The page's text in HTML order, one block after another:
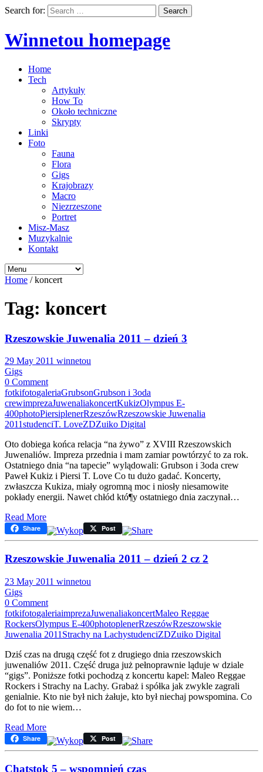
Search for:
Winnetou homepage
Home
Tech
Artykuły
How To
Około techniczne
Skrypty
Linki
Foto
Fauna
Flora
Gigs
Krajobrazy
Macro
Niezrzeszone
Portret
Misz-Masz
Muzykalnie
Kontakt
Home /koncert
Tag: koncert
Rzeszowskie Juwenalia 2011 – dzień 3
29 May 2011 winnetou
Gigs
0 Comment
fotkifotogaleriaGrubsonGrubson i 3oda
crewimprezaJuwenaliakoncertKukizOlympus E-
400photoPiersiplenerRzeszówRzeszowskie Juwenalia
2011studenciT. LoveZDZuiko Digital
Oto dobiega końca relacja “na żywo” z XVIII Rzeszowskich
Juwenaliów. Impreza przednia i mam zamiar powtórzyć to za rok.
Ostatniego dnia “na tapecie” wylądowali: Grubson i 3oda crew
Paweł Kukiz i Piersi T. Love Co tu dużo gadać. Koncerty,
zwłaszcza Kukiza, miały ogromną moc i niosły niesamowite
pokłady energii. Nawet chłód któ¶y ostatniego dnia zaczynał…
Read More
Share Post
Rzeszowskie Juwenalia 2011 – dzień 2 cz 2
23 May 2011 winnetou
Gigs
0 Comment
fotkifotogaleriaimprezaJuwenaliakoncertMaleo Reggae
RockersOlympus E-400photoplenerRzeszówRzeszowskie
Juwenalia 2011 Strachy na LachystudenciZDZuiko Digital
Dziś czas na drugą część fot z drugiego dnia rzeszowskich
juwenaliów 2011. Część druga już pełnoprawnie ląduje w dziale
“gigs”. Poniższe fotki pochodzą z koncertu kapel: Maleo Reggae
Rockers i Strachy na Lachy. Grabaż i spółka jak zwykle zagrali
genialnie. Kto nie był nich żałuje, kto był niechaj powspomina. Co
do fot to nie wiem…
Read More
Share Post
Chatstok 5 – wspomnień czas